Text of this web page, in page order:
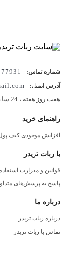
شماره تماس:
آدرس ایمیل:
هفت روز هفته ، 24 ساعت شبانه‌روز پاسخگوی شما هستیم.
راهنمای خرید
افزایش موجودی کیف
با ربات تریدر
قوانین و مقرارت
پاسخ به پرسش‌های
درباره ما
درباره ربات تریدر
تماس با ربات تریدر